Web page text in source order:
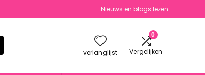
Nieuws en blogs lezen
verlanglijst
0
Vergelijken